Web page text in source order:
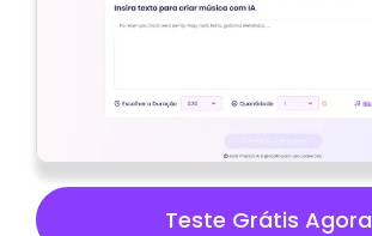
Teste Grátis Agora